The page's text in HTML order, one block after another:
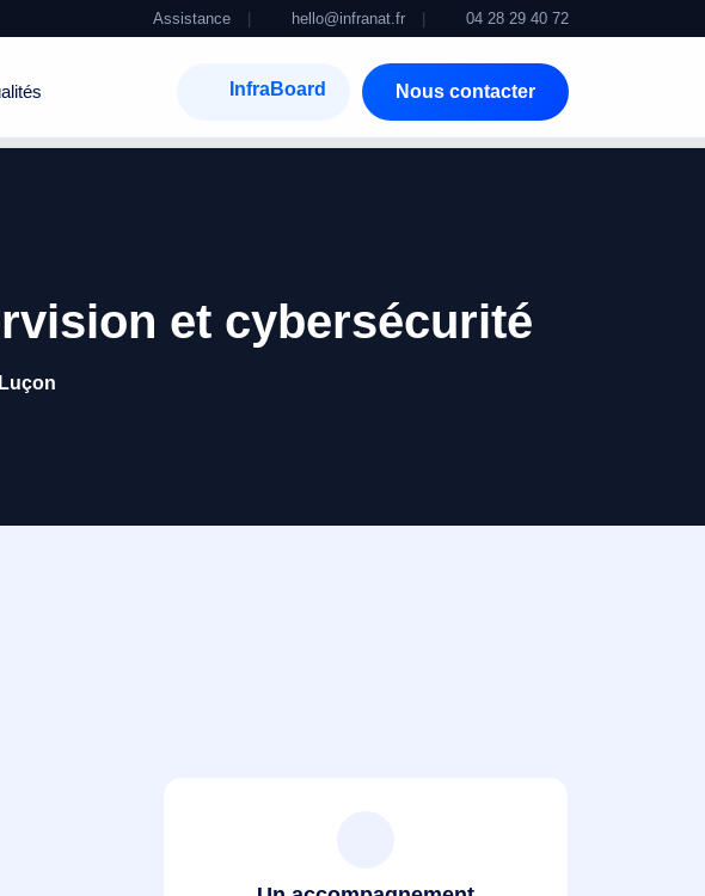
Assistance hello@infranat.fr 04 28 29 40 72
InfraBoard Nous contacter
et cybersécurité
Luçon